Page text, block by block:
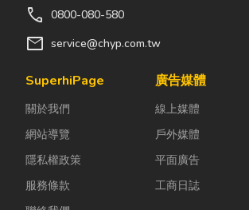
call 0800-080-580
mail service@chyp.com.tw
SuperhiPage
關於我們
網站導覽
隱私權政策
服務條款
廣告媒體
線上媒體
戶外媒體
平面廣告
工商日誌